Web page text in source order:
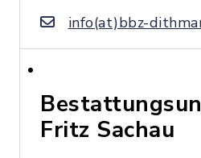
info(at)bbz-
Fritz Sachau